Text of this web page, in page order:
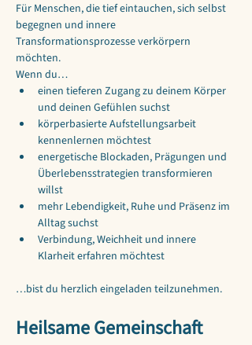
Für Menschen, die tief eintauchen, sich selbst
begegnen und innere
Transformationsprozesse verkörpern
möchten.
Wenn du…
einen tieferen Zugang zu deinem Körper
und deinen Gefühlen suchst
körperbasierte Aufstellungsarbeit
kennenlernen möchtest
energetische Blockaden, Prägungen und
Überlebensstrategien transformieren
willst
mehr Lebendigkeit, Ruhe und Präsenz im
Alltag suchst
Verbindung, Weichheit und innere
Klarheit erfahren möchtest
…bist du herzlich eingeladen teilzunehmen.
Heilsame Gemeinschaft